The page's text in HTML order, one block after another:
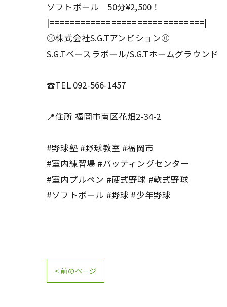
ソフトボール 50分¥2,500！
|==============================|
⚾️株式会社S.G.Tアンビション⚾️
S.G.Tベースラボール/S.G.Tホームグラウンド
☎️TEL 092-566-1457
📍住所 福岡市南区花畑2-34-2
#野球塾 #野球教室 #福岡市
#室内練習場 #バッティングセンター
#室内プルペン #硬式野球 #軟式野球
#ソフトボール #野球 #少年野球
< 前のページ